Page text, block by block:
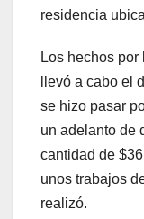
residencia
Los hechos
llevó a cabo el
se hizo pasar
un adelanto de
cantidad de
unos trabajos
realizó.